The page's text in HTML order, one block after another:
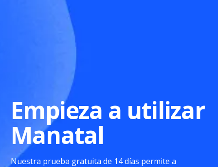
Empieza a utilizar
Manatal
Nuestra prueba gratuita de 14 días permite a